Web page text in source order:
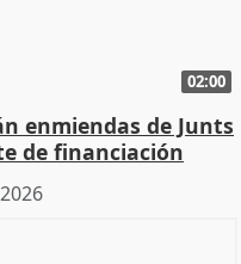
02:00
enmiendas de Junts
de financiación